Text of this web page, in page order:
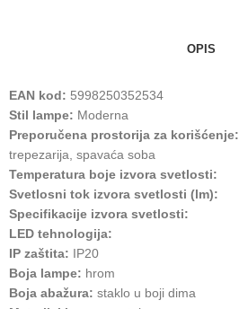
OPIS
EAN kod: 5998250352534
Stil lampe: Moderna
Preporučena prostorija za korišćenje:
trepezarija, spavaća soba
Temperatura boje izvora svetlosti:
Svetlosni tok izvora svetlosti (lm):
Specifikacije izvora svetlosti:
LED tehnologija:
IP zaštita: IP20
Boja lampe: hrom
Boja abažura: staklo u boji dima